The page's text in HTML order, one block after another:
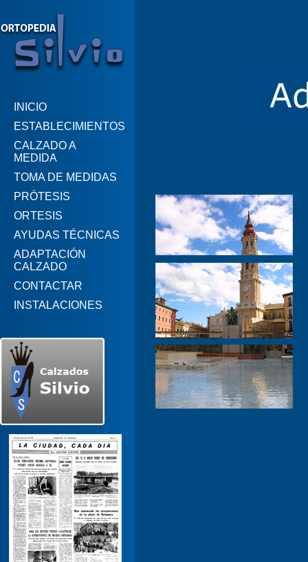
INICIO
ESTABLECIMIENTOS
CALZADO A
MEDIDA
TOMA DE MEDIDAS
PRÓTESIS
ORTESIS
AYUDAS TÉCNICAS
ADAPTACIÓN
CALZADO
CONTACTAR
INSTALACIONES